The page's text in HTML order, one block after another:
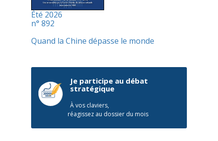
Été 2026
n° 892
Quand la Chine dépasse le monde
Je participe au débat
stratégique
À vos claviers,
réagissez au dossier du mois